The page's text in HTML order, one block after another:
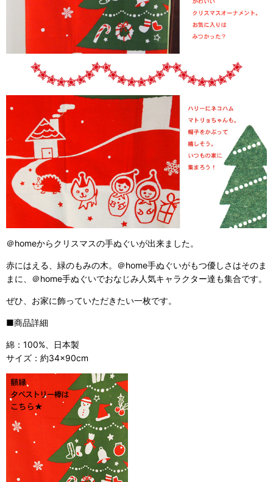
＠homeからクリスマスの手ぬぐいが出来ました。
赤にはえる、緑のもみの木。＠home手ぬぐいがもつ優しさはそのま
まに、＠home手ぬぐいでおなじみ人気キャラクター達も集合です。
ぜひ、お家に飾っていただきたい一枚です。
■商品詳細
綿：100%、日本製
サイズ：約34×90cm